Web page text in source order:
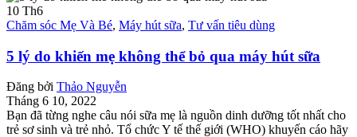
10 Th6
Chăm sóc Mẹ Và Bé, Máy hút sữa, Tư vấn tiêu dùng
5 lý do khiến mẹ không thể bỏ qua máy hút sữa
Đăng bởi Thảo Nguyễn
Tháng 6 10, 2022
Bạn đã từng nghe câu nói sữa mẹ là nguồn dinh dưỡng tốt nhất cho
trẻ sơ sinh và trẻ nhỏ. Tổ chức Y tế thế giới (WHO) khuyến cáo hãy